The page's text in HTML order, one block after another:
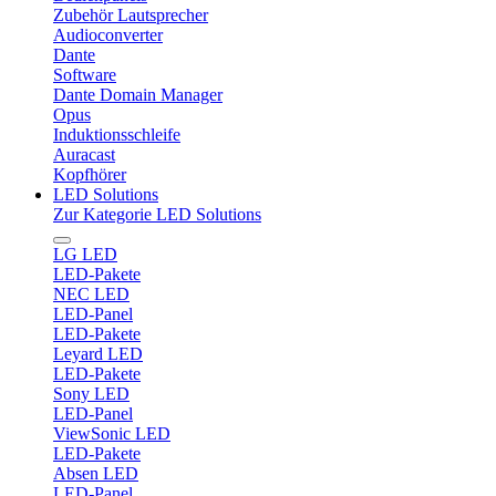
Zubehör Lautsprecher
Audioconverter
Dante
Software
Dante Domain Manager
Opus
Induktionsschleife
Auracast
Kopfhörer
LED Solutions
Zur Kategorie LED Solutions
LG LED
LED-Pakete
NEC LED
LED-Panel
LED-Pakete
Leyard LED
LED-Pakete
Sony LED
LED-Panel
ViewSonic LED
LED-Pakete
Absen LED